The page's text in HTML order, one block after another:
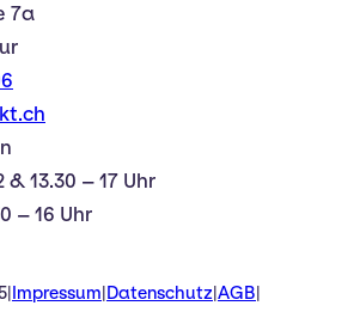
7a
& 13.30 – 17 Uhr
– 16 Uhr
Impressum Datenschutz AGB